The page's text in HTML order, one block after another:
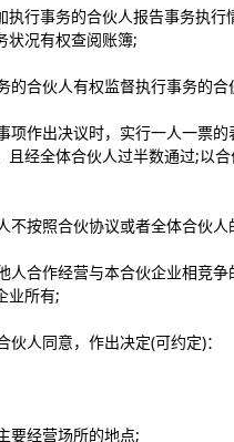
执行事务的合伙人报告事务执
状况有权查阅账簿;
的合伙人有权监督执行事务的
作出决议时，实行一人一票
且经全体合伙人过半数通过;以
不按照合伙协议或者全体合伙
人合作经营与本合伙企业相竞
业所有;
人同意，作出决定(可约定)：
要经营场所的地点;